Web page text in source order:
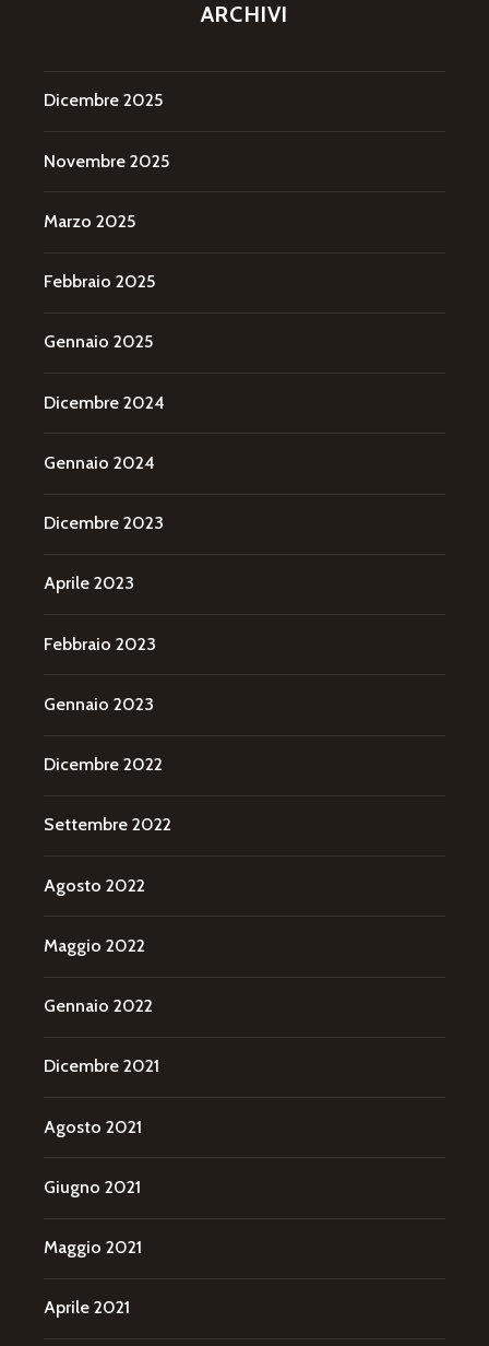
ARCHIVI
Dicembre 2025
Novembre 2025
Marzo 2025
Febbraio 2025
Gennaio 2025
Dicembre 2024
Gennaio 2024
Dicembre 2023
Aprile 2023
Febbraio 2023
Gennaio 2023
Dicembre 2022
Settembre 2022
Agosto 2022
Maggio 2022
Gennaio 2022
Dicembre 2021
Agosto 2021
Giugno 2021
Maggio 2021
Aprile 2021